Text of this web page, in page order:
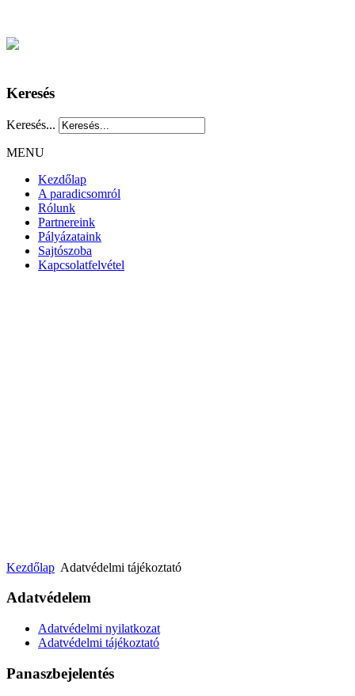
Keresés
Keresés...
MENU
Kezdőlap
A paradicsomról
Rólunk
Partnereink
Pályázataink
Sajtószoba
Kapcsolatfelvétel
Kezdőlap Adatvédelmi tájékoztató
Adatvédelem
Adatvédelmi nyilatkozat
Adatvédelmi tájékoztató
Panaszbejelentés